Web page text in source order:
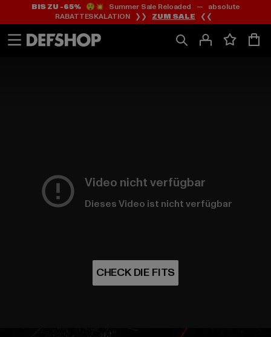
Zum
Inhalt
springen
Zum
Fußzeile
springen
BIS ZU -65%😲💥 Summer Sale Reloaded — absolute
RABATTESKALATION ❯❯ ZUM SALE ❮❮
Video nicht verfügbar
Dieses Video ist nicht verfügbar